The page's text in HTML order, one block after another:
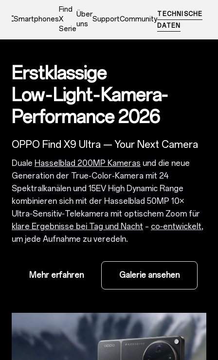
Smartphones
Find
X
Serie
Über
uns
SupportCommunity
TECHNISCHE
DATEN
Erstklassige
Low‑Light‑Kamera-
Performance 2026
OPPO Find X9 Ultra — Your Next Camera
Duale Hasselblad 200MP Kameras und die neue
Generation der True-Color-Kamera mit 24
Spektralkanälen und 15EV High Dynamic Range
kombinieren sich mit der Hasselblad 50MP 10×
Ultra‑Sensitiv‑Telekamera mit optischem Zoom für
klare Ergebnisse bei Tag und Nacht – co‑entwickelt,
um jede Aufnahme zu veredeln.
Mehr erfahren Galerie ansehen